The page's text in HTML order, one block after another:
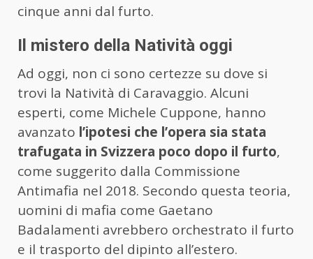
cinque anni dal furto.
Il mistero della Natività oggi
Ad oggi, non ci sono certezze su dove si
trovi la Natività di Caravaggio. Alcuni
esperti, come Michele Cuppone, hanno
avanzato l’ipotesi che l’opera sia stata
trafugata in Svizzera poco dopo il furto,
come suggerito dalla Commissione
Antimafia nel 2018. Secondo questa teoria,
uomini di mafia come Gaetano
Badalamenti avrebbero orchestrato il furto
e il trasporto del dipinto all’estero.